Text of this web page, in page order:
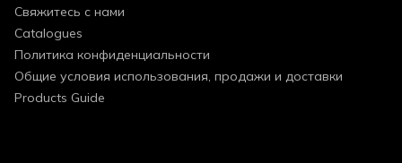
Свяжитесь с нами
Catalogues
Политика конфиденциальности
Общие условия использования, продажи и доставки
Products Guide